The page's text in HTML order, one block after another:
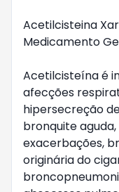
Acetilcisteina
Medicamento
Acetilcisteína é
afecções
hipersecreção
bronquite
exacerbações,
originária do